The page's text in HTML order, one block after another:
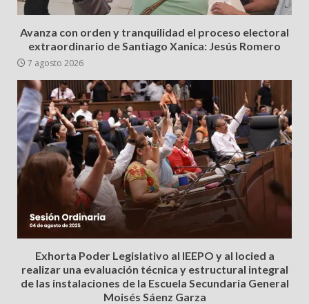
Avanza con orden y tranquilidad el proceso electoral
extraordinario de Santiago Xanica: Jesús Romero
7 agosto 2026
Exhorta Poder Legislativo al IEEPO y al Iocied a
realizar una evaluación técnica y estructural integral
de las instalaciones de la Escuela Secundaria General
Moisés Sáenz Garza